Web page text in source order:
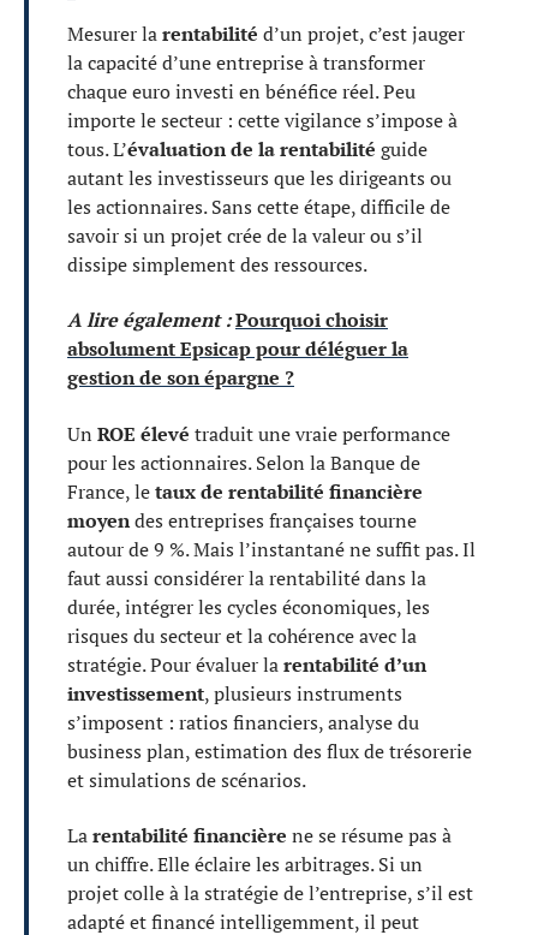
Mesurer larentabilité d’un projet, c’est jauger
la capacité d’une entreprise à transformer
chaque euro investi en bénéfice réel. Peu
importe le secteur : cette vigilance s’impose à
tous. L’évaluation de la rentabilité guide
autant les investisseurs que les dirigeants ou
les actionnaires. Sans cette étape, difficile de
savoir si un projet crée de la valeur ou s’il
dissipe simplement des ressources.
A lire également :Pourquoi choisir
absolument Epsicap pour déléguer la
gestion de son épargne ?
Un ROE élevé traduit une vraie performance
pour les actionnaires. Selon la Banque de
France, letaux de rentabilité financière
moyendes entreprises françaises tourne
autour de 9 %. Mais l’instantané ne suffit pas. Il
faut aussi considérer la rentabilité dans la
durée, intégrer les cycles économiques, les
risques du secteur et la cohérence avec la
stratégie. Pour évaluer larentabilité d’un
investissement, plusieurs instruments
s’imposent : ratios financiers, analyse du
business plan, estimation des flux de trésorerie
et simulations de scénarios.
Larentabilité financière ne se résume pas à
un chiffre. Elle éclaire les arbitrages. Si un
projet colle à la stratégie de l’entreprise, s’il est
adapté et financé intelligemment, il peut